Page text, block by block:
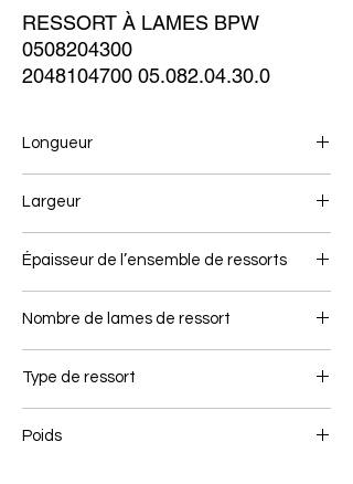
RESSORT À LAMES BPW
0508204300
2048104700 05.082.04.30.0
Longueur
Largeur
Épaisseur de l’ensemble de ressorts
Nombre de lames de ressort
Type de ressort
Poids